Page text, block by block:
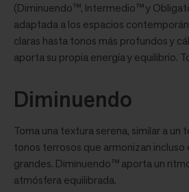
(Diminuendo™, Intermedio™ y
adaptada a los espacios
claras hasta tonos más profundos y
aporta su propia energía y equilibrio.
Diminuendo
Toma una textura serena, similar a un
tonos terrosos que armonizan incluso
grandes. Diminuendo™ aporta un
atmósfera equilibrada.